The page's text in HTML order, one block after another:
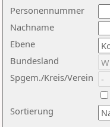
Nachname
Ebene
Sortierung
Personennummer
Bundesland
Spgem./Kreis/Verein